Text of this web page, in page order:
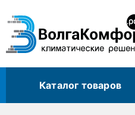
Каталог товаров